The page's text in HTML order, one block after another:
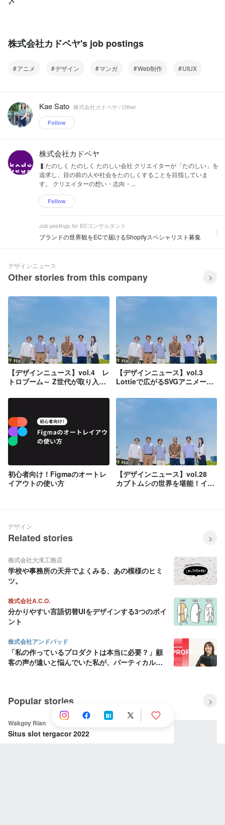
株式会社カドベヤ's job postings
アニメ デザイン マンガ Web制作 UIUX
Kae Sato 株式会社カドベヤ / Other
Follow
株式会社カドベヤ
▍たのしく たのしく たのしい会社 クリエイターが「たのしい」を
追求し、目の前の人や社会をたのしくすることを目指していま
す。 クリエイターの想い・志向・...
Follow
Job postings for ECコンサルタント
ブランドの世界観をECで届けるShopifyスペシャリスト募集
デザインニュース
Other stories from this company
【デザインニュース】vol.4 レ
トロブーム～ Z世代が取り入れ
【デザインニュース】vol.3
Lottieで広がるSVGアニメーシ
初心者向け！Figmaのオートレ
イアウトの使い方
【デザインニュース】vol.28
カブトムシの世界を堪能！イン
デザイン
Related stories
株式会社大滝工務店
学校や事務所の天井でよくみる、あの模様のヒミ
ツ。
株式会社A.C.O.
分かりやすい言語切替UIをデザインする3つのポイ
ント
株式会社アンドパッド
「私の作っているプロダクトは本当に必要？」顧
客の声が遠いと悩んでいた私が、バーティカル
Popular stories
Wakgoy Rian
Situs slot tergacor 2022